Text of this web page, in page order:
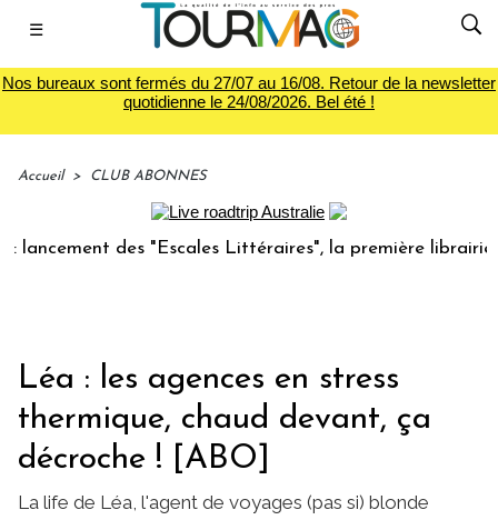
☰
Nos bureaux sont fermés du 27/07 au 16/08. Retour de la newsletter
quotidienne le 24/08/2026. Bel été !
Accueil > CLUB ABONNES
des "Escales Littéraires", la première librairie du
Léa : les agences en stress
thermique, chaud devant, ça
décroche ! [ABO]
La life de Léa, l'agent de voyages (pas si) blonde